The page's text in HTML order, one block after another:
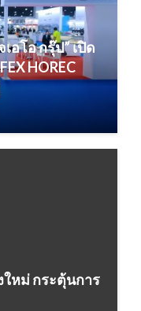
อโอ กรุ๊ป” เปิด
HOREC
ใหม่ กระตุ้นการ